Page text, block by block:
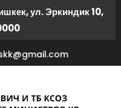
ул. Эркиндик 10,